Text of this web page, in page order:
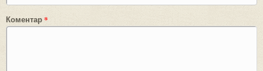
Коментар*